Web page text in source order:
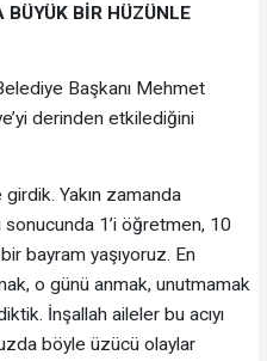
BÜYÜK BİR HÜZÜNLE
Başkanı Mehmet
derinden etkilediğini
Yakın zamanda
sonucunda 1’i öğretmen, 10
bayram yaşıyoruz. En
o günü anmak, unutmamak
İnşallah aileler bu acıyı
böyle üzücü olaylar